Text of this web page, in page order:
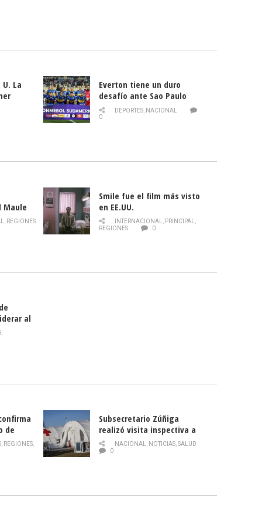
La
Everton tiene un duro
desafío ante Sao Paulo
DEPORTES, NACIONAL
0
Maule
de la
, REGIONES
Smile fue el film más visto
en EE.UU.
INTERNACIONAL, PRINCIPAL,
REGIONES
0
al
,
de
, REGIONES,
Subsecretario Zúñiga
realizó visita inspectiva a
Hospital Modular Sótero del
Río
NACIONAL, NOTICIAS,SALUD
0